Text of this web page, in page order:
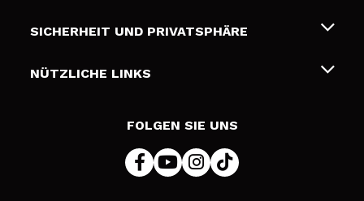
Geschenkkarten
Liefer- und Versandkosten
Zahlung
SICHERHEIT UND PRIVATSPHÄRE
Bedingungen und Datenschutz
NÜTZLICHE LINKS
FOLGEN SIE UNS